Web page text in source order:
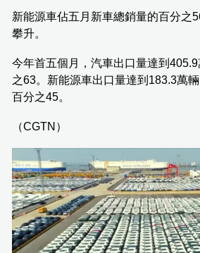
新能源車佔五月新車總銷量的百分之
攀升。
今年首五個月，汽車出口量達到
之63。新能源車出口量達到183.3萬
百分之45。
（CGTN）